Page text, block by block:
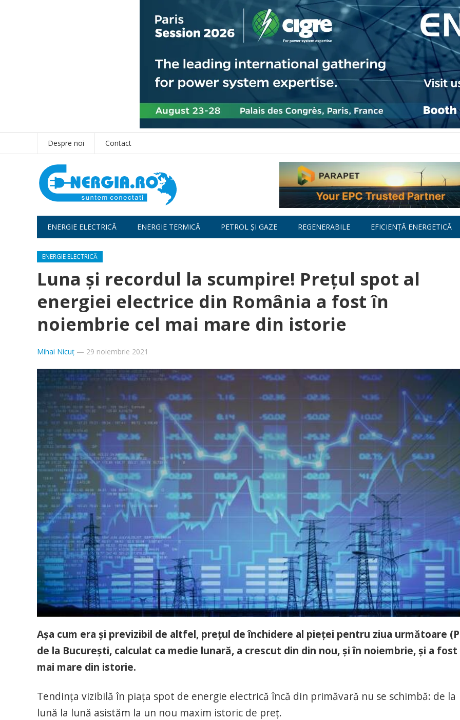
Despre noi Contact
ENERGIE ELECTRICĂ ENERGIE TERMICĂ PETROL ȘI GAZE REGENERABILE EFICIENȚĂ ENERGETICĂ
ENERGIE ELECTRICĂ
Luna și recordul la scumpire! Prețul spot al
energiei electrice din România a fost în
noiembrie cel mai mare din istorie
Mihai Nicuț — 29 noiembrie 2021
Așa cum era și previzibil de altfel, prețul de închidere al pieței pentru ziua următoare
de la București, calculat ca medie lunară, a crescut din din nou, și în noiembrie, și a fost
mai mare din istorie.
Tendința vizibilă în piața spot de energie electrică încă din primăvară nu se schimbă: de la
lună la lună asistăm la un nou maxim istoric de preț.